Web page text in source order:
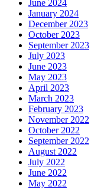
June 2024
January 2024
December 2023
October 2023
September 2023
July 2023
June 2023
May 2023
April 2023
March 2023
February 2023
November 2022
October 2022
September 2022
August 2022
July 2022
June 2022
May 2022